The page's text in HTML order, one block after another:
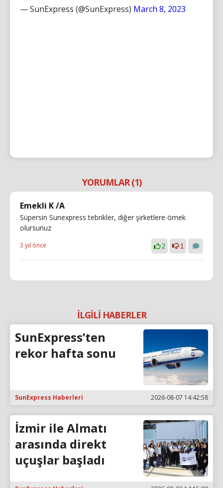
— SunExpress (@SunExpress) March 8, 2023
YORUMLAR (1)
Emekli K /A
Süpersin Sunexpress tebrikler, diğer şirketlere örnek
olursunuz
3 yıl önce 2 1
İLGİLİ HABERLER
SunExpress’ten
rekor hafta sonu
SunExpress Haberleri 2026-08-07 14:42:58
İzmir ile Almatı
arasında direkt
uçuşlar başladı